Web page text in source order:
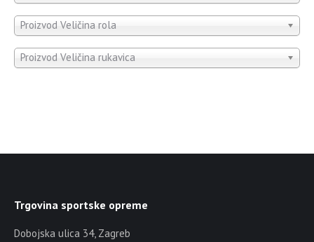
Proizvod Veličina rola
Proizvod Veličina rukavica
Trgovina sportske opreme
Dobojska ulica 34, Zagreb